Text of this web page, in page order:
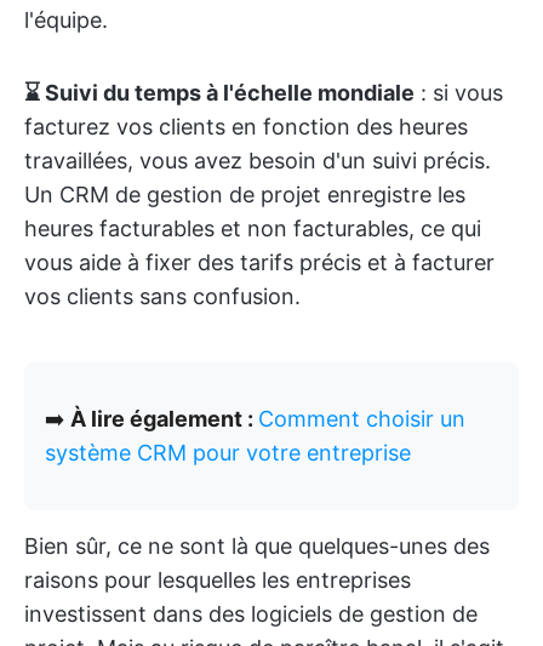
l'équipe.
⌛ Suivi du temps à l'échelle mondiale : si vous
facturez vos clients en fonction des heures
travaillées, vous avez besoin d'un suivi précis.
Un CRM de gestion de projet enregistre les
heures facturables et non facturables, ce qui
vous aide à fixer des tarifs précis et à facturer
vos clients sans confusion.
➡️ À lire également : Comment choisir un
système CRM pour votre entreprise
Bien sûr, ce ne sont là que quelques-unes des
raisons pour lesquelles les entreprises
investissent dans des logiciels de gestion de